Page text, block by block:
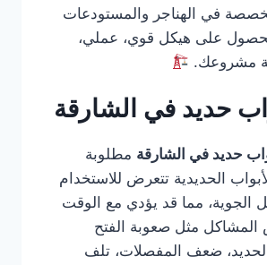
في الهناجر والمستودعات
على هيكل قوي، عملي،
مشروعك.
حديد في الشارقة
حديد في الشارقة مطلوبة
الحديدية تتعرض للاستخدام
الجوية، مما قد يؤدي مع الوقت
مثل صعوبة الفتح
الحديد، ضعف المفصلات، تلف